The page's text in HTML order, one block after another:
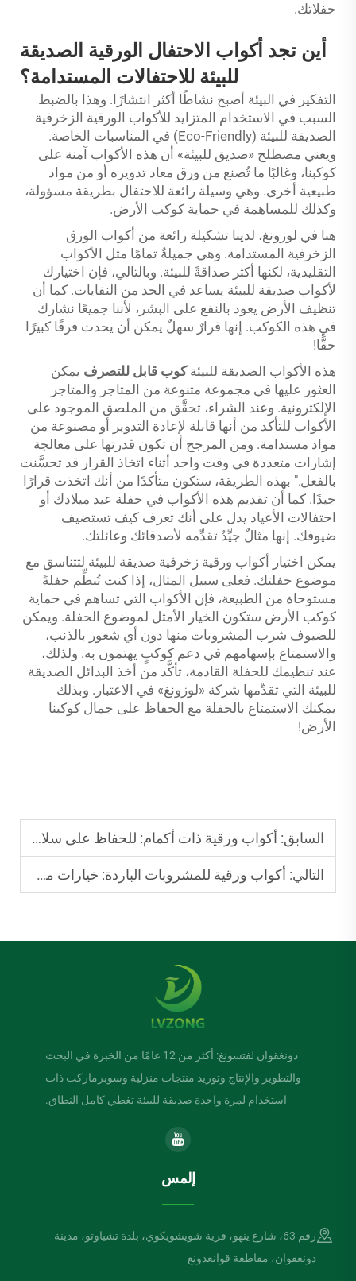
حفلاتك.
أين تجد أكواب الاحتفال الورقية الصديقة
للبيئة للاحتفالات المستدامة؟
التفكير في البيئة أصبح نشاطًا أكثر انتشارًا. وهذا بالضبط
السبب في الاستخدام المتزايد للأكواب الورقية الزخرفية
الصديقة للبيئة (Eco-Friendly) في المناسبات الخاصة.
ويعني مصطلح «صديق للبيئة» أن هذه الأكواب آمنة على
كوكبنا، وغالبًا ما تُصنع من ورق معاد تدويره أو من مواد
طبيعية أخرى. وهي وسيلة رائعة للاحتفال بطريقة مسؤولة،
وكذلك للمساهمة في حماية كوكب الأرض.
هنا في لوزونغ، لدينا تشكيلة رائعة من أكواب الورق
الزخرفية المستدامة. وهي جميلةٌ تمامًا مثل الأكواب
التقليدية، لكنها أكثر صداقةً للبيئة. وبالتالي، فإن اختيارك
لأكواب صديقة للبيئة يساعد في الحد من النفايات. كما أن
تنظيف الأرض يعود بالنفع على البشر، لأننا جميعًا نشارك
في هذه الكوكب. إنها قرارٌ سهلٌ يمكن أن يحدث فرقًا كبيرًا
حقًّا!
هذه الأكواب الصديقة للبيئةكوب قابل للتصرف يمكن
العثور عليها في مجموعة متنوعة من المتاجر والمتاجر
الإلكترونية. وعند الشراء، تحقَّق من الملصق الموجود على
الأكواب للتأكد من أنها قابلة لإعادة التدوير أو مصنوعة من
مواد مستدامة. ومن المرجح أن تكون قدرتها على معالجة
إشارات متعددة في وقت واحد أثناء اتخاذ القرار قد تحسَّنت
بالفعل." بهذه الطريقة، ستكون متأكدًا من أنك اتخذت قرارًا
جيدًا. كما أن تقديم هذه الأكواب في حفلة عيد ميلادك أو
احتفالات الأعياد يدل على أنك تعرف كيف تستضيف
ضيوفك. إنها مثالٌ جيِّدٌ تقدِّمه لأصدقائك وعائلتك.
يمكن اختيار أكواب ورقية زخرفية صديقة للبيئة لتتناسق مع
موضوع حفلتك. فعلى سبيل المثال، إذا كنت تُنظِّم حفلةً
مستوحاة من الطبيعة، فإن الأكواب التي تساهم في حماية
كوكب الأرض ستكون الخيار الأمثل لموضوع الحفلة. ويمكن
للضيوف شرب المشروبات منها دون أي شعور بالذنب،
والاستمتاع بإسهامهم في دعم كوكبٍ يهتمون به. ولذلك،
عند تنظيمك للحفلة القادمة، تأكَّد من أخذ البدائل الصديقة
للبيئة التي تقدِّمها شركة «لوزونغ» في الاعتبار. وبذلك
يمكنك الاستمتاع بالحفلة مع الحفاظ على جمال كوكبنا
الأرض!
السابق: أكواب ورقية ذات أكمام: للحفاظ على سلامة الإمساك بالمشروبات الساخنة
التالي: أكواب ورقية للمشروبات الباردة: خيارات معزولة تحافظ على برودة المشروبات
دونغقوان لفتسونغ: أكثر من 12 عامًا من الخبرة في البحث
والتطوير والإنتاج وتوريد منتجات منزلية وسوبرماركت ذات
استخدام لمرة واحدة صديقة للبيئة تغطي كامل النطاق.
إلمس
رقم 63، شارع ينهو، قرية شويشويكوي، بلدة تشياوتو، مدينة
دونغقوان، مقاطعة قوانغدونغ